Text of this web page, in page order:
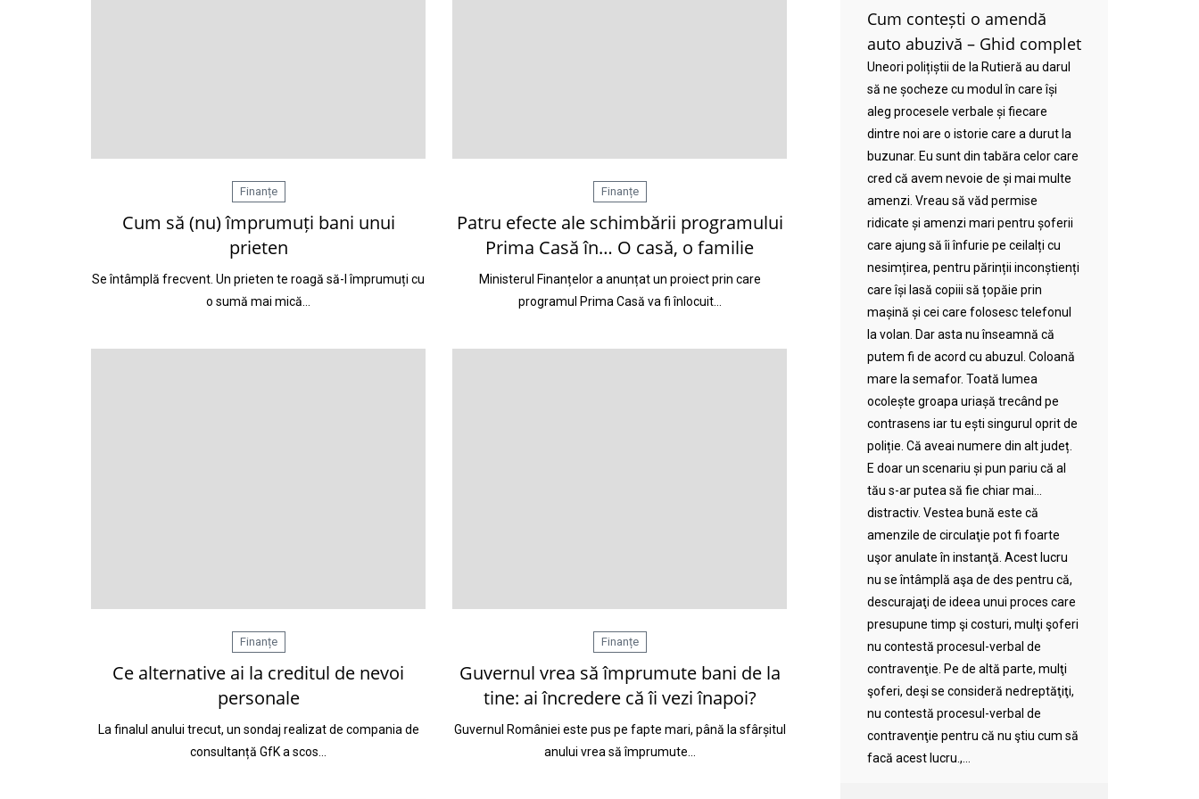
Finanțe
Cum să (nu) împrumuți bani unui
prieten
Se întâmplă frecvent. Un prieten te roagă să-l împrumuți cu
o sumă mai mică…
Finanțe
Patru efecte ale schimbării programului
Prima Casă în… O casă, o familie
Ministerul Finanțelor a anunțat un proiect prin care
programul Prima Casă va fi înlocuit…
Finanțe
Ce alternative ai la creditul de nevoi
personale
La finalul anului trecut, un sondaj realizat de compania de
consultanță GfK a scos…
Finanțe
Guvernul vrea să împrumute bani de la
tine: ai încredere că îi vezi înapoi?
Guvernul României este pus pe fapte mari, până la sfârșitul
anului vrea să împrumute…
Cum contești o amendă
auto abuzivă – Ghid complet
Uneori polițiștii de la Rutieră au darul
să ne șocheze cu modul în care își
aleg procesele verbale și fiecare
dintre noi are o istorie care a durut la
buzunar. Eu sunt din tabăra celor care
cred că avem nevoie de și mai multe
amenzi. Vreau să văd permise
ridicate și amenzi mari pentru șoferii
care ajung să îi înfurie pe ceilalți cu
nesimțirea, pentru părinții inconștienți
care își lasă copiii să țopăie prin
mașină și cei care folosesc telefonul
la volan. Dar asta nu înseamnă că
putem fi de acord cu abuzul. Coloană
mare la semafor. Toată lumea
ocolește groapa uriașă trecând pe
contrasens iar tu ești singurul oprit de
poliție. Că aveai numere din alt județ.
E doar un scenariu și pun pariu că al
tău s-ar putea să fie chiar mai…
distractiv. Vestea bună este că
amenzile de circulaţie pot fi foarte
uşor anulate în instanţă. Acest lucru
nu se întâmplă aşa de des pentru că,
descurajaţi de ideea unui proces care
presupune timp şi costuri, mulţi şoferi
nu contestă procesul-verbal de
contravenţie. Pe de altă parte, mulţi
şoferi, deşi se consideră nedreptăţiţi,
nu contestă procesul-verbal de
contravenţie pentru că nu ştiu cum să
facă acest lucru.,...